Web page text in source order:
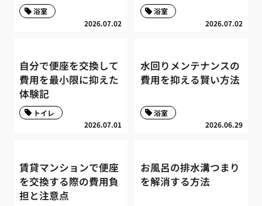
2026.07.02
浴室
2026.07.02
浴室
自分で便座を交換して
費用を最小限に抑えた
体験記
2026.07.01
トイレ
水回りメンテナンスの
費用を抑える賢い方法
2026.06.29
浴室
賃貸マンションで便座
を交換する際の費用負
担と注意点
お風呂の排水溝つまり
を解消する方法